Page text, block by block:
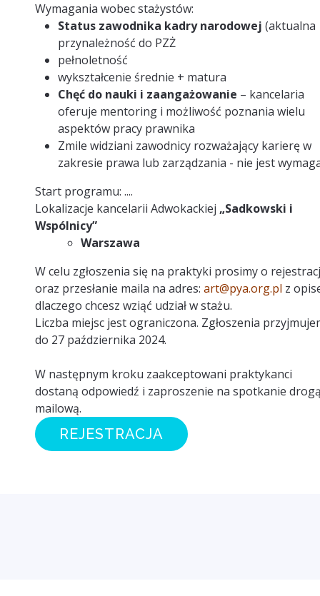
Wymagania wobec stażystów:
Status zawodnika kadry narodowej (aktualna
przynależność do PZŻ
pełnoletność
wykształcenie średnie + matura
Chęć do nauki i zaangażowanie – kancelaria
oferuje mentoring i możliwość poznania wielu
aspektów pracy prawnika
Zmile widziani zawodnicy rozważający karierę w
zakresie prawa lub zarządzania - nie jest
Start programu: ....
Lokalizacje kancelarii Adwokackiej „Sadkowski i
Wspólnicy”
Warszawa
W celu zgłoszenia się na praktyki prosimy o
oraz przesłanie maila na adres:art@pya.org.pl z
dlaczego chcesz wziąć udział w stażu.
Liczba miejsc jest ograniczona. Zgłoszenia
do 27 października 2024.
W następnym kroku zaakceptowani praktykanci
dostaną odpowiedź i zaproszenie na spotkanie
mailową.
REJESTRACJA